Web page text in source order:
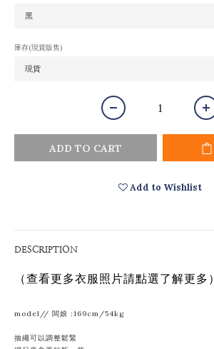
庫存(現貨販售)
ADD TO CART
Add to Wishlist
DESCRIPTION
（查看更多衣服照片請點選了解更多）
model// 闆娘 :169cm/54kg
抽繩可以調整鬆緊